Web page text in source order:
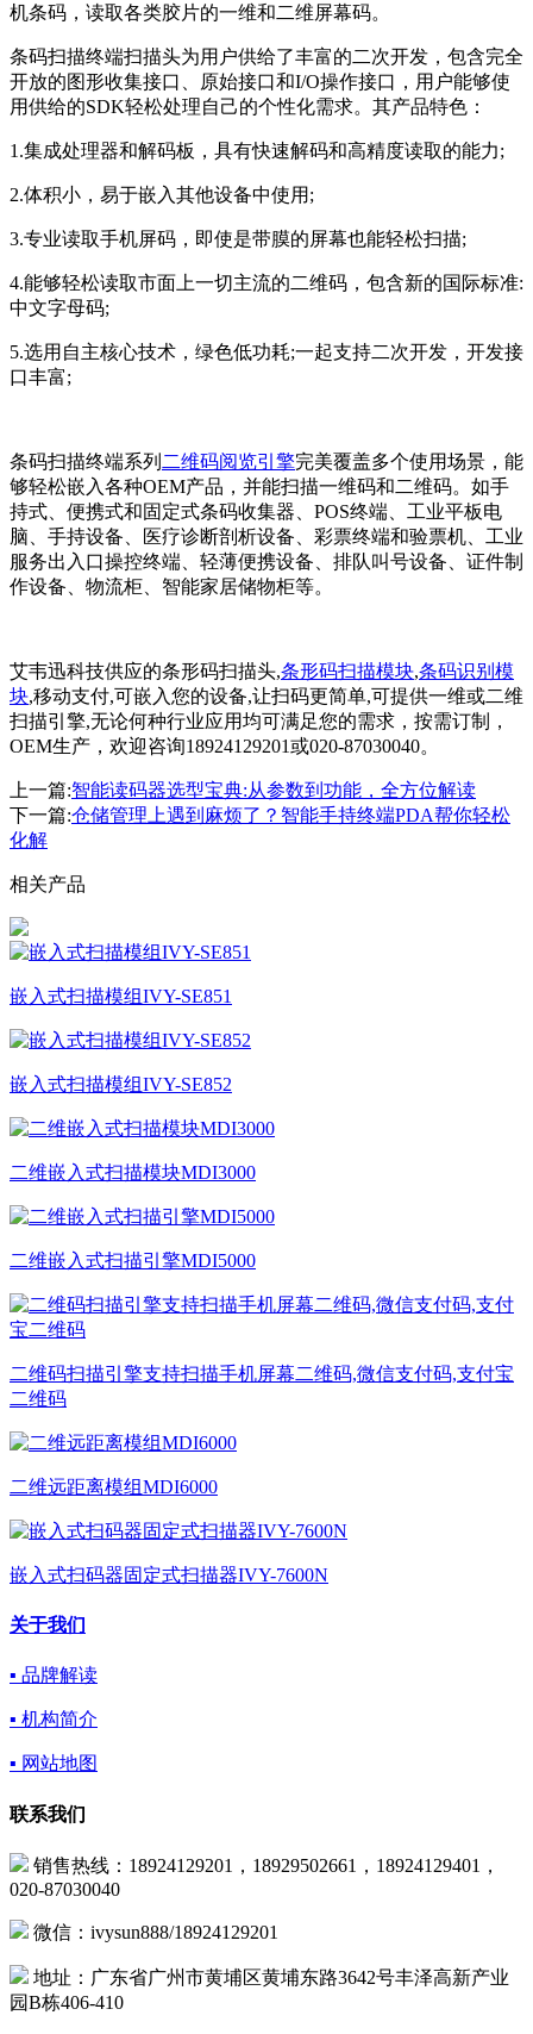
机条码，读取各类胶片的一维和二维屏幕码。
条码扫描终端扫描头为用户供给了丰富的二次开发，包含完全
开放的图形收集接口、原始接口和I/O操作接口，用户能够使
用供给的SDK轻松处理自己的个性化需求。其产品特色：
1.集成处理器和解码板，具有快速解码和高精度读取的能力;
2.体积小，易于嵌入其他设备中使用;
3.专业读取手机屏码，即使是带膜的屏幕也能轻松扫描;
4.能够轻松读取市面上一切主流的二维码，包含新的国际标准:
中文字母码;
5.选用自主核心技术，绿色低功耗;一起支持二次开发，开发接
口丰富;
条码扫描终端系列 二维码阅览引擎完美覆盖多个使用场景，能
够轻松嵌入各种OEM产品，并能扫描一维码和二维码。如手
持式、便携式和固定式条码收集器、POS终端、工业平板电
脑、手持设备、医疗诊断剖析设备、彩票终端和验票机、工业
服务出入口操控终端、轻薄便携设备、排队叫号设备、证件制
作设备、物流柜、智能家居储物柜等。
艾韦迅科技供应的条形码扫描头,条形码扫描模块,条码识别模
块,移动支付,可嵌入您的设备,让扫码更简单,可提供一维或二维
扫描引擎,无论何种行业应用均可满足您的需求，按需订制，
OEM生产，欢迎咨询18924129201或020-87030040。
上一篇:智能读码器选型宝典:从参数到功能，全方位解读
下一篇:仓储管理上遇到麻烦了？智能手持终端PDA帮你轻松
化解
相关产品
嵌入式扫描模组IVY-SE851
嵌入式扫描模组IVY-SE852
二维嵌入式扫描模块MDI3000
二维嵌入式扫描引擎MDI5000
二维码扫描引擎支持扫描手机屏幕二维码,微信支付码,支付宝
二维码
二维远距离模组MDI6000
嵌入式扫码器固定式扫描器IVY-7600N
关于我们
▪ 品牌解读
▪ 机构简介
▪ 网站地图
联系我们
销售热线：18924129201，18929502661，18924129401，
020-87030040
微信：ivysun888/18924129201
地址：广东省广州市黄埔区黄埔东路3642号丰泽高新产业
园B栋406-410